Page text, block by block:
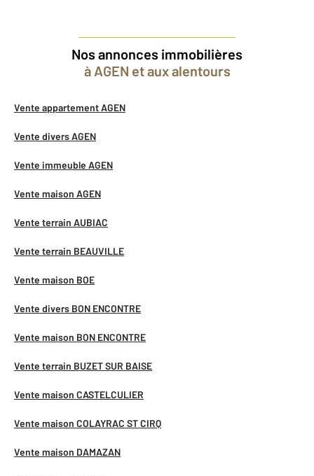
Nos annonces immobilières
à AGEN et aux alentours
Vente appartement AGEN
Vente divers AGEN
Vente immeuble AGEN
Vente maison AGEN
Vente terrain AUBIAC
Vente terrain BEAUVILLE
Vente maison BOE
Vente divers BON ENCONTRE
Vente maison BON ENCONTRE
Vente terrain BUZET SUR BAISE
Vente maison CASTELCULIER
Vente maison COLAYRAC ST CIRQ
Vente maison DAMAZAN